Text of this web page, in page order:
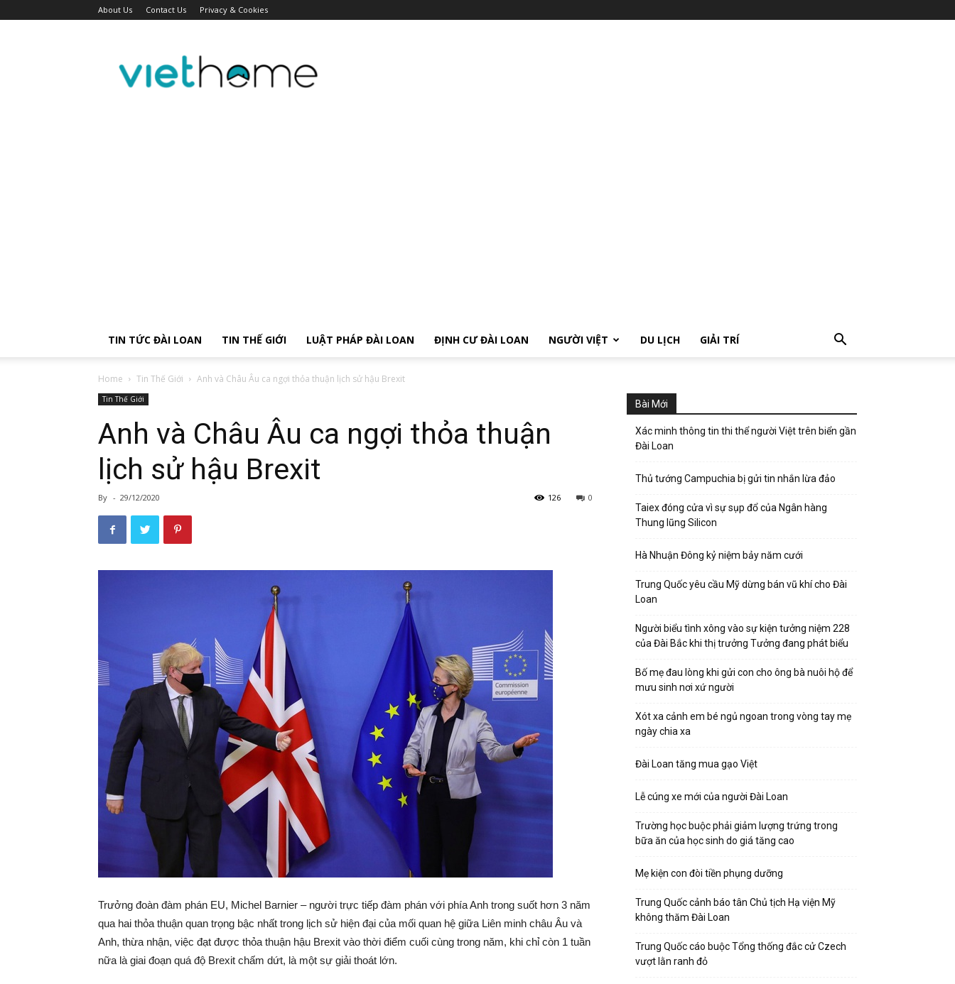
About Us Contact Us Privacy & Cookies
người
Việt
TIN TỨC ĐÀI LOAN TIN THẾ GIỚI LUẬT PHÁP ĐÀI LOAN ĐỊNH CƯ ĐÀI LOAN NGƯỜI VIỆT DU LỊCH GIẢI TRÍ
Home Tin Thế Giới Anh và Châu Âu ca ngợi thỏa thuận lịch sử hậu Brexit
Tin Thế Giới
Anh và Châu Âu ca ngợi thỏa thuận
lịch sử hậu Brexit
By - 29/12/2020 0
126
Trưởng đoàn đàm phán EU, Michel Barnier – người trực tiếp đàm phán với phía Anh trong suốt hơn 3 năm
qua hai thỏa thuận quan trọng bậc nhất trong lịch sử hiện đại của mối quan hệ giữa Liên minh châu Âu và
Anh, thừa nhận, việc đạt được thỏa thuận hậu Brexit vào thời điểm cuối cùng trong năm, khi chỉ còn 1 tuần
nữa là giai đoạn quá độ Brexit chấm dứt, là một sự giải thoát lớn.
Bài Mới
Xác minh thông tin thi thể người Việt trên biển gần
Đài Loan
Thủ tướng Campuchia bị gửi tin nhắn lừa đảo
Taiex đóng cửa vì sự sụp đổ của Ngân hàng
Thung lũng Silicon
Hà Nhuận Đông kỷ niệm bảy năm cưới
Trung Quốc yêu cầu Mỹ dừng bán vũ khí cho Đài
Loan
Người biểu tình xông vào sự kiện tưởng niệm 228
của Đài Bắc khi thị trưởng Tưởng đang phát biểu
Bố mẹ đau lòng khi gửi con cho ông bà nuôi hộ để
mưu sinh nơi xứ người
Xót xa cảnh em bé ngủ ngoan trong vòng tay mẹ
ngày chia xa
Đài Loan tăng mua gạo Việt
Lễ cúng xe mới của người Đài Loan
Trường học buộc phải giảm lượng trứng trong
bữa ăn của học sinh do giá tăng cao
Mẹ kiện con đòi tiền phụng dưỡng
Trung Quốc cảnh báo tân Chủ tịch Hạ viện Mỹ
không thăm Đài Loan
Trung Quốc cáo buộc Tổng thống đắc cử Czech
vượt lằn ranh đỏ